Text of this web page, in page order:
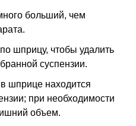
больший, чем
шприцу, чтобы удалить
суспензии.
шприце находится
при необходимости
объем.